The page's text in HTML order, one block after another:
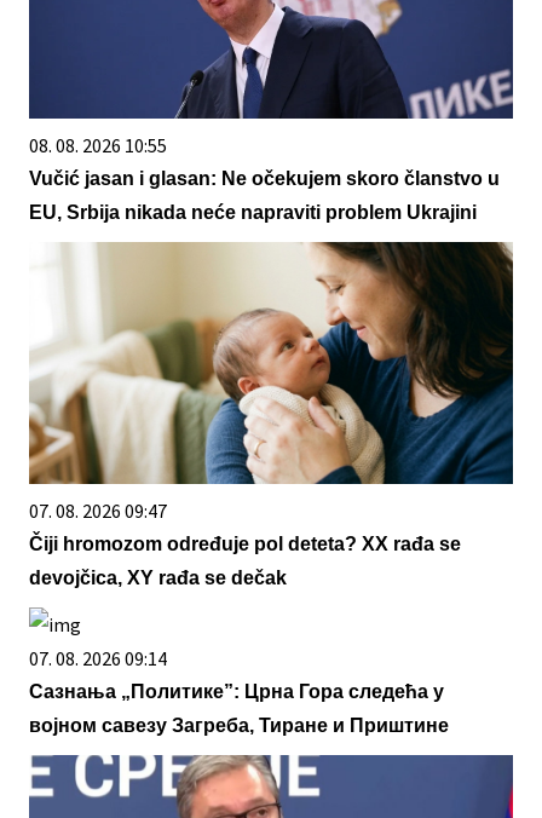
08. 08. 2026 10:55
Vučić jasan i glasan: Ne očekujem skoro članstvo u
EU, Srbija nikada neće napraviti problem Ukrajini
07. 08. 2026 09:47
Čiji hromozom određuje pol deteta? XX rađa se
devojčica, XY rađa se dečak
07. 08. 2026 09:14
Сазнања „Политике”: Црна Гора следећа у
војном савезу Загреба, Тиране и Приштине